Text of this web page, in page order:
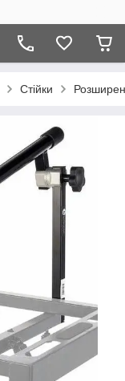
Стійки